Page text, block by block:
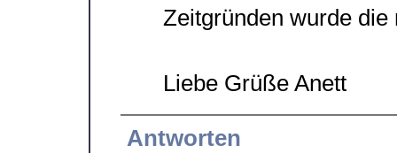
Zeitgründen wurde
Liebe Grüße Anett
Antworten